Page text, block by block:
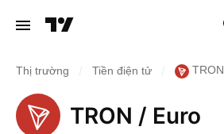
Thị trường Tiền điện tử TRON
TRON / Euro